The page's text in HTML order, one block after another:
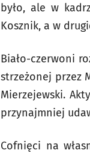
było, ale w
Kosznik, a w
Biało-czerwoni
strzeżonej przez
Mierzejewski.
przynajmniej
Cofnięci na